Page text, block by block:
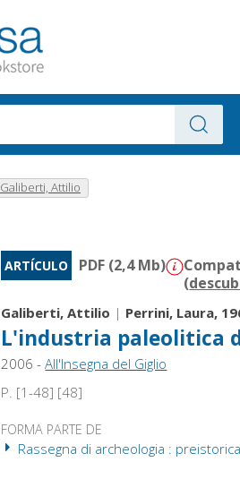
Galiberti, Attilio
ARTÍCULO PDF (2,4 Mb)
(
Galiberti, Attilio | Perrini, Laura,
L'industria paleolitica
2006 -All'Insegna del Giglio
P. [1-48] [48]
FORMA PARTE DE
Rassegna di archeologia :